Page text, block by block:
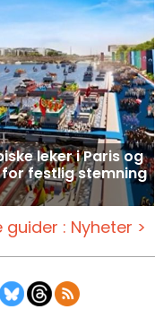
leker i Paris og
festlig stemning
guider : Nyheter >